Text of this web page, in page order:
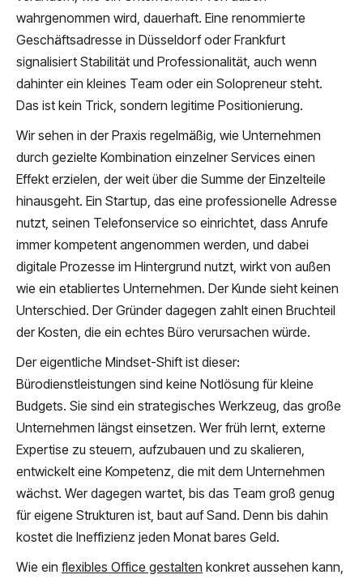
wahrgenommen wird, dauerhaft. Eine renommierte
Geschäftsadresse in Düsseldorf oder Frankfurt
signalisiert Stabilität und Professionalität, auch wenn
dahinter ein kleines Team oder ein Solopreneur steht.
Das ist kein Trick, sondern legitime Positionierung.
Wir sehen in der Praxis regelmäßig, wie Unternehmen
durch gezielte Kombination einzelner Services einen
Effekt erzielen, der weit über die Summe der Einzelteile
hinausgeht. Ein Startup, das eine professionelle Adresse
nutzt, seinen Telefonservice so einrichtet, dass Anrufe
immer kompetent angenommen werden, und dabei
digitale Prozesse im Hintergrund nutzt, wirkt von außen
wie ein etabliertes Unternehmen. Der Kunde sieht keinen
Unterschied. Der Gründer dagegen zahlt einen Bruchteil
der Kosten, die ein echtes Büro verursachen würde.
Der eigentliche Mindset-Shift ist dieser:
Bürodienstleistungen sind keine Notlösung für kleine
Budgets. Sie sind ein strategisches Werkzeug, das große
Unternehmen längst einsetzen. Wer früh lernt, externe
Expertise zu steuern, aufzubauen und zu skalieren,
entwickelt eine Kompetenz, die mit dem Unternehmen
wächst. Wer dagegen wartet, bis das Team groß genug
für eigene Strukturen ist, baut auf Sand. Denn bis dahin
kostet die Ineffizienz jeden Monat bares Geld.
Wie ein flexibles Office gestalten konkret aussehen kann,